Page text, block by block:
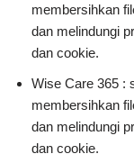
membersihkan
dan melindungi
dan cookie.
Wise Care 365 :
membersihkan
dan melindungi
dan cookie.